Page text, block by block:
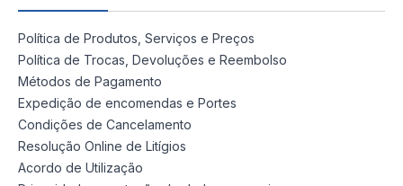
Política de Produtos, Serviços e Preços
Política de Trocas, Devoluções e Reembolso
Métodos de Pagamento
Expedição de encomendas e Portes
Condições de Cancelamento
Resolução Online de Litígios
Acordo de Utilização